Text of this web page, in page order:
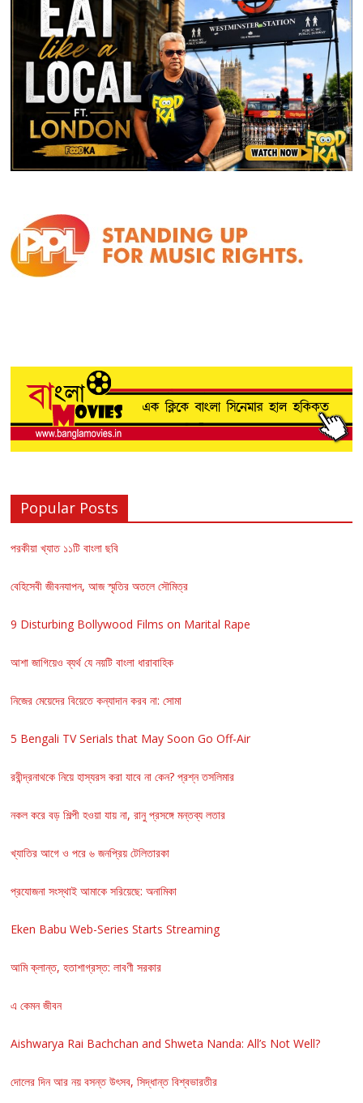
Popular Posts
পরকীয়া খ্যাত ১১টি বাংলা ছবি
বেহিসেবী জীবনযাপন, আজ স্মৃতির অতলে সৌমিত্র
9 Disturbing Bollywood Films on Marital Rape
আশা জাগিয়েও ব্যর্থ যে নয়টি বাংলা ধারাবাহিক
নিজের মেয়েদের বিয়েতে কন্যাদান করব না: সোমা
5 Bengali TV Serials that May Soon Go Off-Air
রবীন্দ্রনাথকে নিয়ে হাস্যরস করা যাবে না কেন? প্রশ্ন তসলিমার
নকল করে বড় শিল্পী হওয়া যায় না, রানু প্রসঙ্গে মন্তব্য লতার
খ্যাতির আগে ও পরে ৬ জনপ্রিয় টেলিতারকা
প্রযোজনা সংস্থাই আমাকে সরিয়েছে: অনামিকা
Eken Babu Web-Series Starts Streaming
আমি ক্লান্ত, হতাশাগ্রস্ত: লাবণী সরকার
এ কেমন জীবন
Aishwarya Rai Bachchan and Shweta Nanda: All’s Not Well?
দোলের দিন আর নয় বসন্ত উৎসব, সিদ্ধান্ত বিশ্বভারতীর